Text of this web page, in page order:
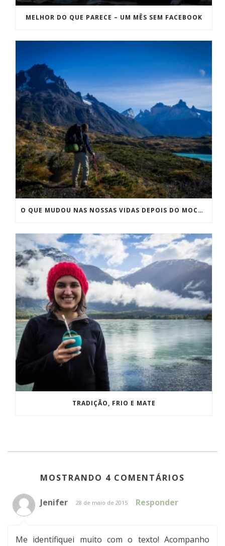
MELHOR DO QUE PARECE – UM MÊS SEM FACEBOOK
O QUE MUDOU NAS NOSSAS VIDAS DEPOIS DO MOCHILÃO
TRADIÇÃO, FRIO E MATE
MOSTRANDO 4 COMENTÁRIOS
Jenifer 28 de maio de 2015 Responder
Me identifiquei muito com o texto! Acompanho